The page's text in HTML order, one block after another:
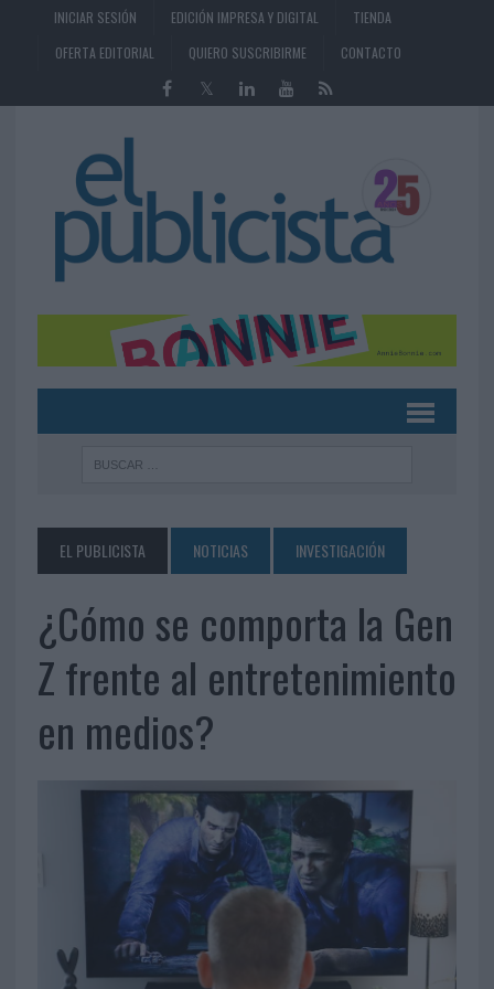
INICIAR SESIÓN EDICIÓN IMPRESA Y DIGITAL
TIENDA
OFERTA EDITORIAL
QUIERO SUSCRIBIRME CONTACTO
EL PUBLICISTA NOTICIAS INVESTIGACIÓN
¿Cómo se comporta la Gen
Z frente al entretenimiento
en medios?